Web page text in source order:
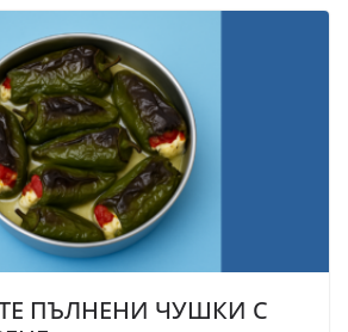
ПЪЛНЕНИ ЧУШКИ С